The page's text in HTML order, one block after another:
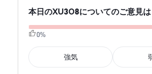
本日のXU3O8についてのご意見は
0%
強気